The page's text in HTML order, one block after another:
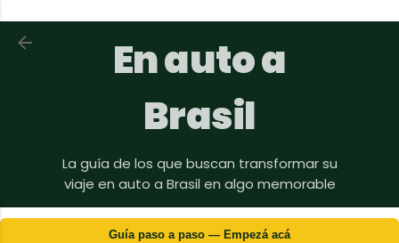
Ir al contenido principal
En auto a
Brasil
La guía de los que buscan transformar su
viaje en auto a Brasil en algo memorable
Guía paso a paso — Empezá acá